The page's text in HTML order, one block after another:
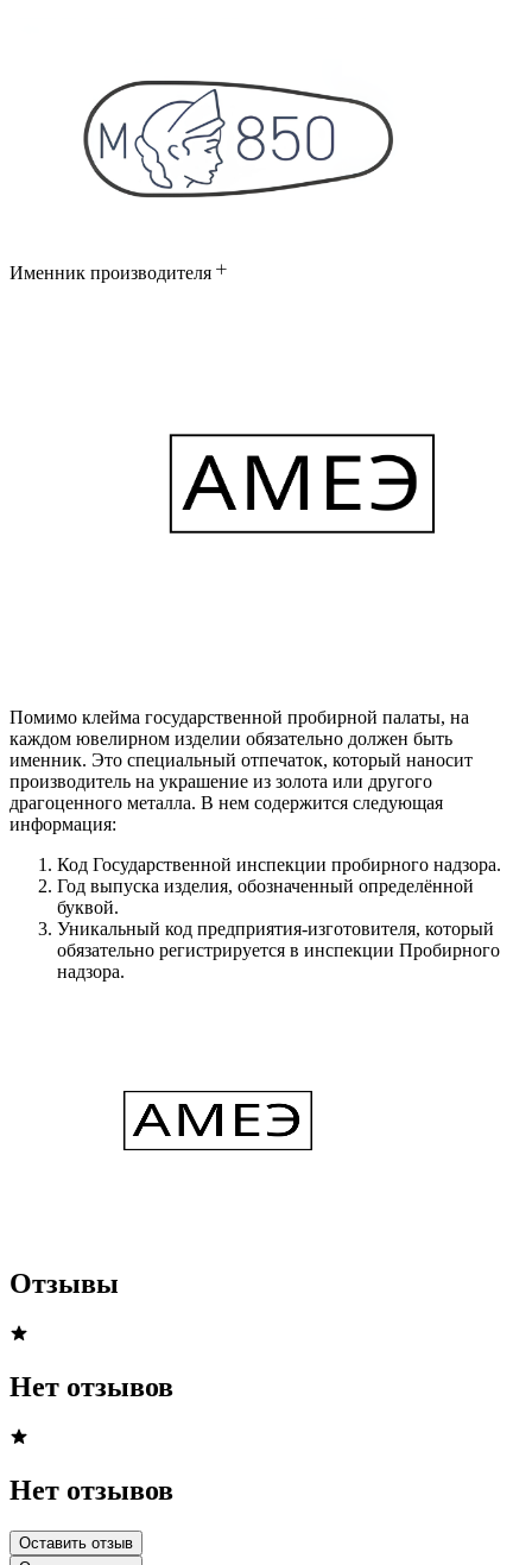
Именник производителя
Помимо клейма государственной пробирной палаты, на
каждом ювелирном изделии обязательно должен быть
именник. Это специальный отпечаток, который наносит
производитель на украшение из золота или другого
драгоценного металла. В нем содержится следующая
информация:
Код Государственной инспекции пробирного надзора.
Год выпуска изделия, обозначенный определённой
буквой.
Уникальный код предприятия-изготовителя, который
обязательно регистрируется в инспекции Пробирного
надзора.
Отзывы
Нет отзывов
Нет отзывов
Оставить отзыв